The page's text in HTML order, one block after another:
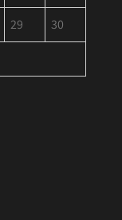
29 30